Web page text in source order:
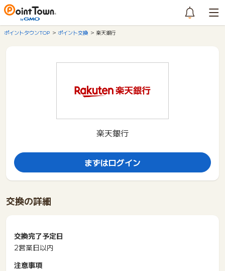
ポイントタウンTOP ポイント交換 楽天銀行
楽天銀行
まずはログイン
交換の詳細
交換完了予定日
2営業日以内
注意事項